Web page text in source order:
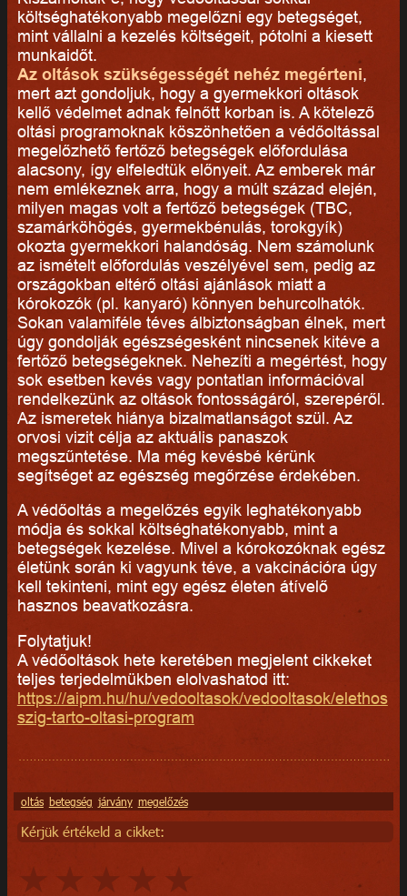
költséghatékonyabb megelőzni egy betegséget,
mint vállalni a kezelés költségeit, pótolni a kiesett
munkaidőt.
Az oltások szükségességét nehéz megérteni,
mert azt gondoljuk, hogy a gyermekkori oltások
kellő védelmet adnak felnőtt korban is. A kötelező
oltási programoknak köszönhetően a védőoltással
megelőzhető fertőző betegségek előfordulása
alacsony, így elfeledtük előnyeit. Az emberek már
nem emlékeznek arra, hogy a múlt század elején,
milyen magas volt a fertőző betegségek (TBC,
szamárköhögés, gyermekbénulás, torokgyík)
okozta gyermekkori halandóság. Nem számolunk
az ismételt előfordulás veszélyével sem, pedig az
országokban eltérő oltási ajánlások miatt a
kórokozók (pl. kanyaró) könnyen behurcolhatók.
Sokan valamiféle téves álbiztonságban élnek, mert
úgy gondolják egészségesként nincsenek kitéve a
fertőző betegségeknek. Nehezíti a megértést, hogy
sok esetben kevés vagy pontatlan információval
rendelkezünk az oltások fontosságáról, szerepéről.
Az ismeretek hiánya bizalmatlanságot szül. Az
orvosi vizit célja az aktuális panaszok
megszűntetése. Ma még kevésbé kérünk
segítséget az egészség megőrzése érdekében.
A védőoltás a megelőzés egyik leghatékonyabb
módja és sokkal költséghatékonyabb, mint a
betegségek kezelése. Mivel a kórokozóknak egész
életünk során ki vagyunk téve, a vakcinációra úgy
kell tekinteni, mint egy egész életen átívelő
hasznos beavatkozásra.
Folytatjuk!
A védőoltások hete keretében megjelent cikkeket
teljes terjedelmükben elolvashatod itt:
https://aipm.hu/hu/vedooltasok/vedooltasok/elethos
szig-tarto-oltasi-program
oltás betegség járvány megelőzés
Kérjük értékeld a cikket: